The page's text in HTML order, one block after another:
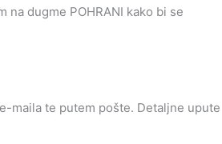
dugme POHRANI kako bi se
maila te putem pošte. Detaljne upute